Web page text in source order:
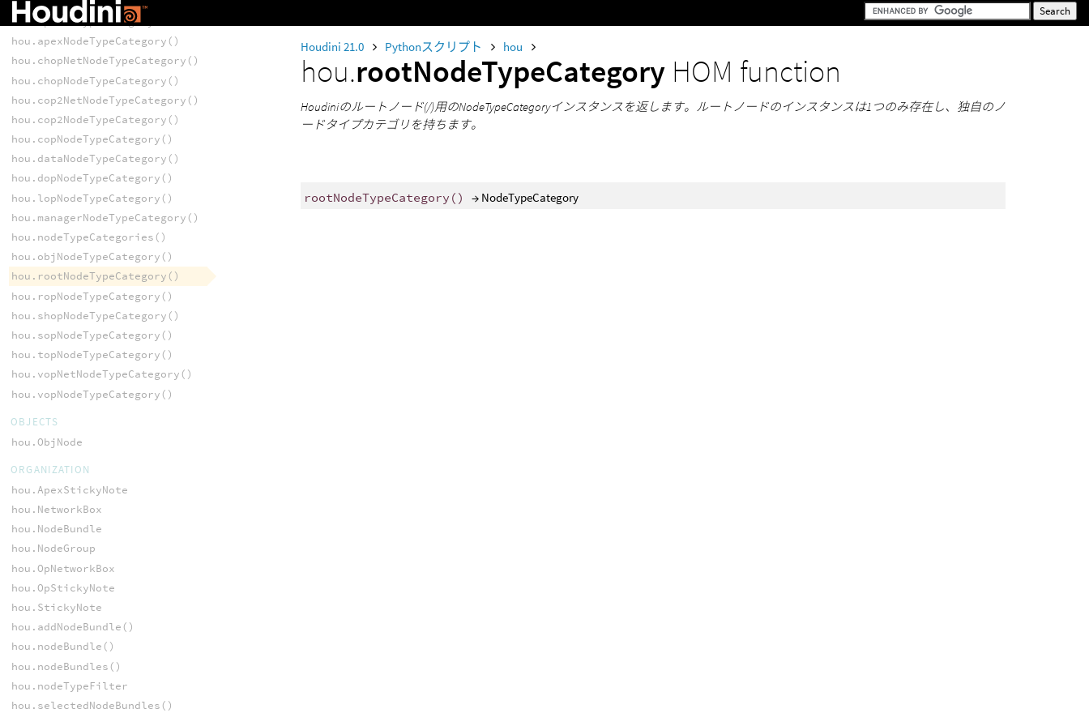
Houdini 21.0 Pythonスクリプト hou
hou.rootNodeTypeCategory HOM function
Houdiniのルートノード(/)用のNodeTypeCategoryインスタンスを返します。ルートノードのインスタンスは1つのみ存在し、独自のノ
ードタイプカテゴリを持ちます。
rootNodeTypeCategory () → NodeTypeCategory
hou.OpNodeTypeCategory
hou.apexNodeTypeCategory()
hou.chopNetNodeTypeCategory()
hou.chopNodeTypeCategory()
hou.cop2NetNodeTypeCategory()
hou.cop2NodeTypeCategory()
hou.copNodeTypeCategory()
hou.dataNodeTypeCategory()
hou.dopNodeTypeCategory()
hou.lopNodeTypeCategory()
hou.managerNodeTypeCategory()
hou.nodeTypeCategories()
hou.objNodeTypeCategory()
hou.rootNodeTypeCategory()
hou.ropNodeTypeCategory()
hou.shopNodeTypeCategory()
hou.sopNodeTypeCategory()
hou.topNodeTypeCategory()
hou.vopNetNodeTypeCategory()
hou.vopNodeTypeCategory()
OBJECTS
hou.ObjNode
ORGANIZATION
hou.ApexStickyNote
hou.NetworkBox
hou.NodeBundle
hou.NodeGroup
hou.OpNetworkBox
hou.OpStickyNote
hou.StickyNote
hou.addNodeBundle()
hou.nodeBundle()
hou.nodeBundles()
hou.nodeTypeFilter
hou.selectedNodeBundles()